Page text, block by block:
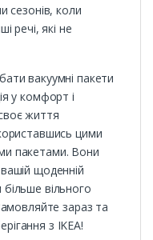
сезонів, коли
речі, які не
вакуумні пакети
у комфорт і
життя
цими
пакетами. Вони
щоденній
вільного
зараз та
з IKEA!